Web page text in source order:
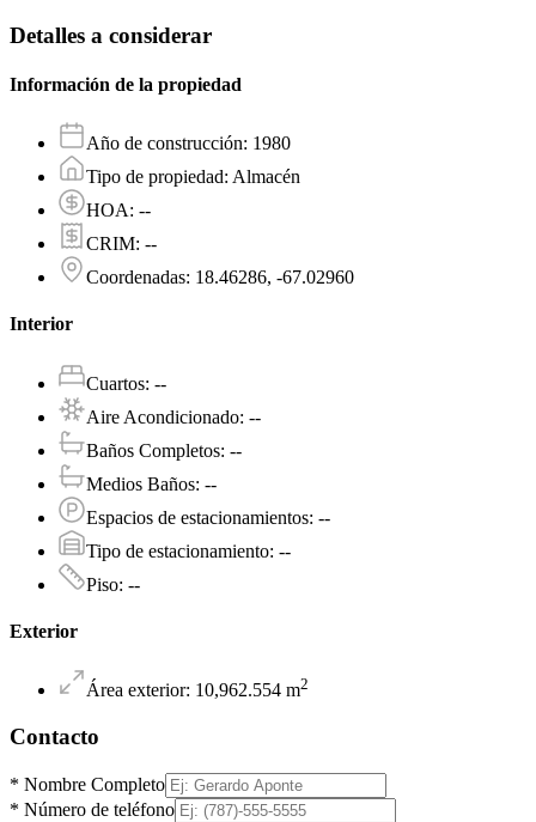
Detalles a considerar
Información de la propiedad
Año de construcción: 1980
Tipo de propiedad: Almacén
HOA: --
CRIM: --
Coordenadas: 18.46286, -67.02960
Interior
Cuartos: --
Aire Acondicionado: --
Baños Completos: --
Medios Baños: --
Espacios de estacionamientos: --
Tipo de estacionamiento: --
Piso: --
Exterior
Área exterior: 10,962.554 m2
Contacto
* Nombre Completo
* Número de teléfono